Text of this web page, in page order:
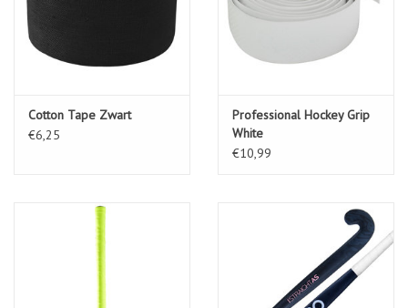
Cotton Tape Zwart
€6,25
Professional Hockey Grip
White
€10,99